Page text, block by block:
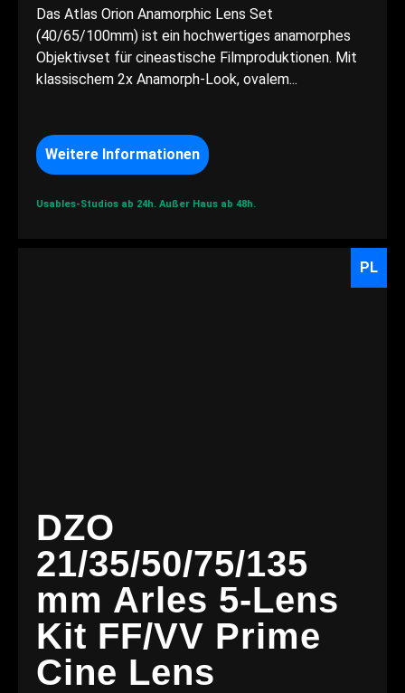
Das Atlas Orion Anamorphic Lens Set
(40/65/100mm) ist ein hochwertiges anamorphes
Objektivset für cineastische Filmproduktionen. Mit
klassischem 2x Anamorph-Look, ovalem...
Weitere Informationen
Usables-Studios ab 24h. Außer Haus ab 48h.
PL
DZO
21/35/50/75/135
mm Arles 5-Lens
Kit FF/VV Prime
Cine Lens